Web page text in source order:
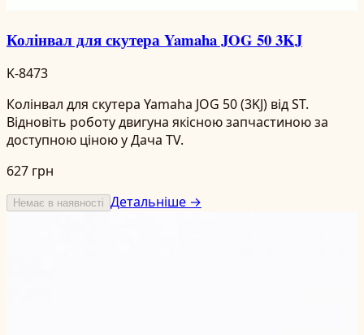
Колінвал для скутера Yamaha JOG 50 3KJ
K-8473
Колінвал для скутера Yamaha JOG 50 (3KJ) від ST.
Відновіть роботу двигуна якісною запчастиною за
доступною ціною у Дача TV.
627 грн
Немає в наявності Детальніше →